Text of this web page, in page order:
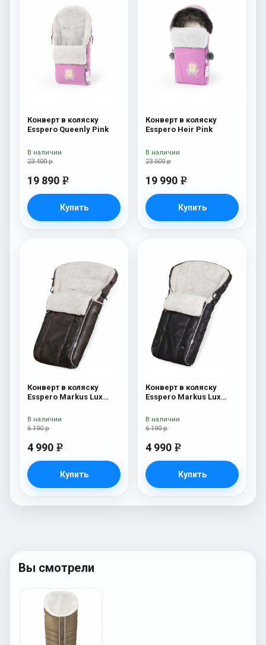
Конверт в коляску
Esspero Queenly Pink
23 400 р
19 890 e
Купить
В наличии
Конверт в коляску
Esspero Heir Pink
23 500 р
19 990 e
Купить
В наличии
Конверт в коляску
Esspero Markus Lux
овечья шерсть) Brown
6 190 р
4 990 e
Купить
В наличии
Конверт в коляску
Esspero Markus Lux
овечья шерсть) Black
6 190 р
4 990 e
Купить
В наличии
Вы смотрели